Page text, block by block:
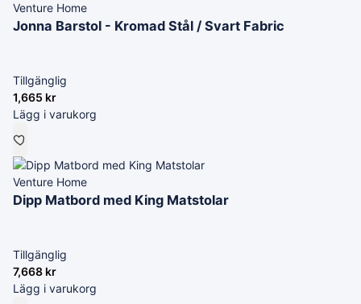
Venture Home
Jonna Barstol - Kromad Stål / Svart Fabric
Tillgänglig
1,665 kr
Lägg i varukorg
Venture Home
Dipp Matbord med King Matstolar
Tillgänglig
7,668 kr
Lägg i varukorg